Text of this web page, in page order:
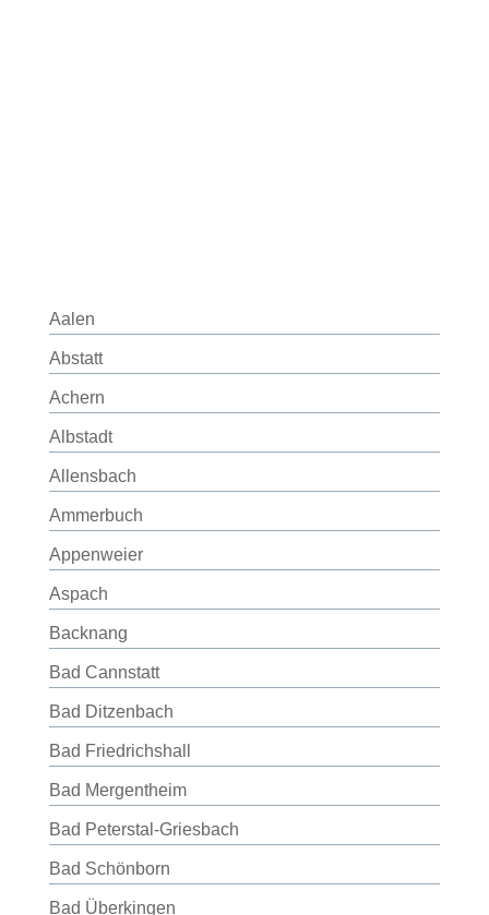
Aalen
Abstatt
Achern
Albstadt
Allensbach
Ammerbuch
Appenweier
Aspach
Backnang
Bad Cannstatt
Bad Ditzenbach
Bad Friedrichshall
Bad Mergentheim
Bad Peterstal-Griesbach
Bad Schönborn
Bad Überkingen